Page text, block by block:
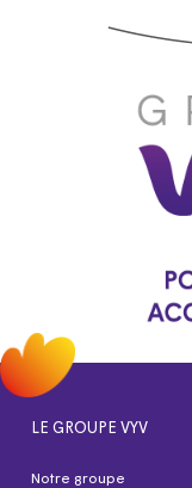
LE GROUPE VYV
Notre groupe